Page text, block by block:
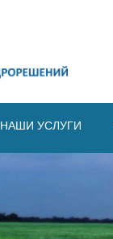
НАШИ УСЛУГИ